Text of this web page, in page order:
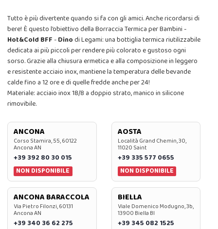
Tutto è più divertente quando si fa con gli amici. Anche ricordarsi di
bere! È questo l’obiettivo della Borraccia Termica per Bambini -
Hot&Cold BFF-Dinodi Legami: una bottiglia termica riutilizzabile
dedicata ai più piccoli per rendere più colorato e gustoso ogni
sorso. Grazie alla chiusura ermetica e alla composizione in leggero
e resistente acciaio inox, mantiene la temperatura delle bevande
calde fino a 12 ore e di quelle fredde anche per 24!
Materiale: acciaio inox 18/8 a doppio strato, manico in silicone
rimovibile.
ANCONA
Corso Stamira, 55, 60122
Ancona AN
+39 392 80 30 015
NON DISPONIBILE
AOSTA
Località Grand Chemin, 30,
11020 Saint
+39 335 577 0655
NON DISPONIBILE
ANCONA BARACCOLA
Via Pietro Filonzi, 60131
Ancona AN
+39 340 36 62 275
BIELLA
Viale Domenico Modugno, 3b,
13900 Biella BI
+39 345 082 1525